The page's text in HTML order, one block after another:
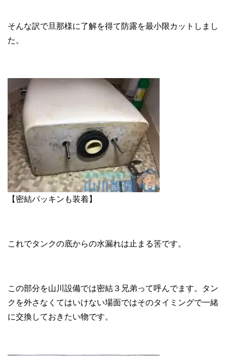
そんな訳で旦那様に了解を得て防露を最小限カットしまし
た。
【密結パッキンも装着】
これでタンクの底からの水漏れは止まる筈です。
この部分を山川設備では密結３兄弟って呼んでます。タン
クを外さなくてはいけない場面ではそのタイミングで一緒
に交換しておきたい物です。